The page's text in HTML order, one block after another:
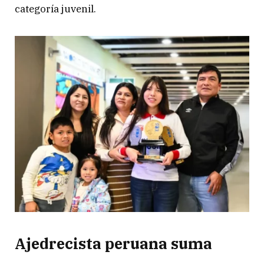
categoría juvenil.
Ajedrecista peruana suma